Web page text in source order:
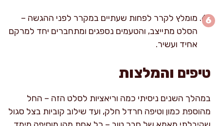
מומלץ לקרר לפחות שעתיים במקרר לפני ההגשה –
הסלט מתייצב, והטעמים נספגים ומתחברים יחד למרקם
אחיד ועשיר.
טיפים והמלצות
במהלך השנים ניסיתי כמה וריאציות לסלט הזה – החל
מהוספת כמון וטיפה חרדל חלק, ועד שילוב קוביות בצל סגול